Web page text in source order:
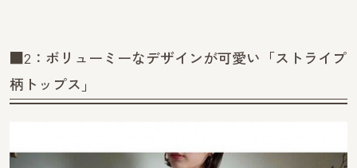
■2：ボリューミーなデザインが可愛い「ストライプ
柄トップス」